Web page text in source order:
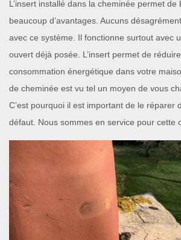
L’insert installé dans la cheminée permet de
beaucoup d’avantages. Aucuns
avec ce système. Il fonctionne surtout avec
ouvert déjà posée. L’insert permet de
consommation énergétique dans votre
de cheminée est vu tel un moyen de vous
C’est pourquoi il est important de le réparer
défaut. Nous sommes en service pour cette